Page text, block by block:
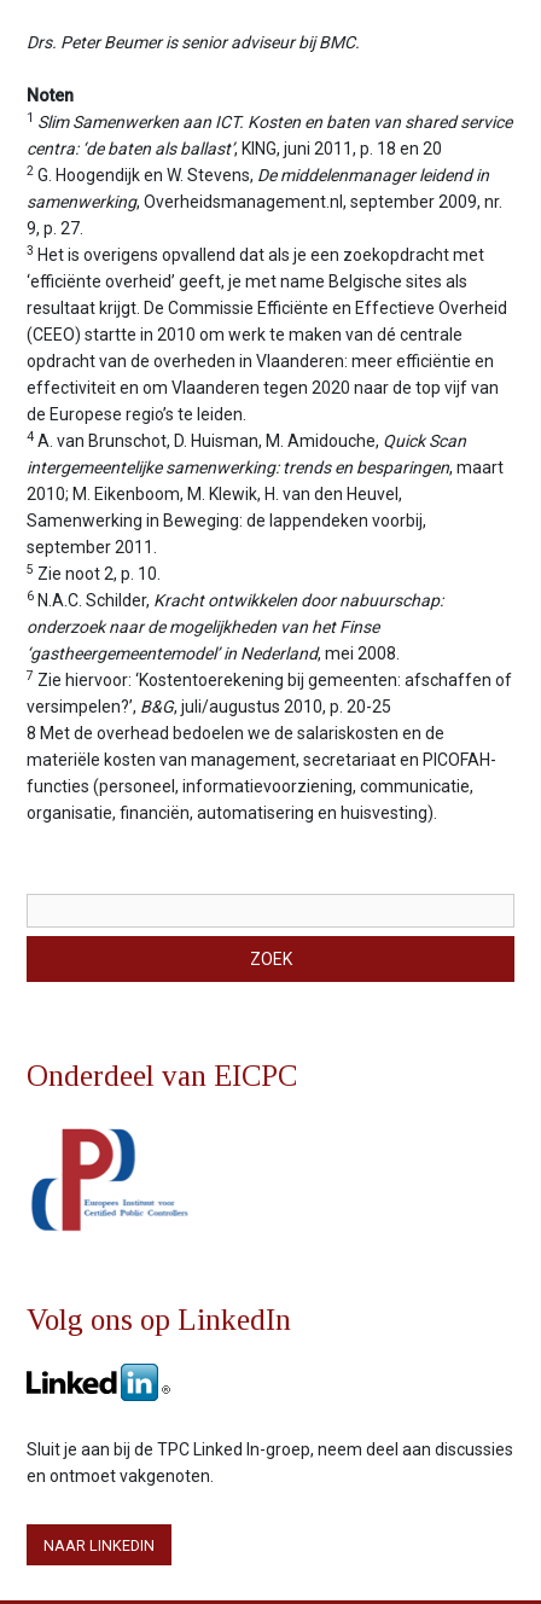
Drs. Peter Beumer is senior adviseur bij BMC.
Noten
1 Slim Samenwerken aan ICT. Kosten en baten van shared service
centra: ‘de baten als ballast’, KING, juni 2011, p. 18 en 20
2 G. Hoogendijk en W. Stevens, De middelenmanager leidend in
samenwerking, Overheidsmanagement.nl, september 2009, nr.
9, p. 27.
3 Het is overigens opvallend dat als je een zoekopdracht met
‘efficiënte overheid’ geeft, je met name Belgische sites als
resultaat krijgt. De Commissie Efficiënte en Effectieve Overheid
(CEEO) startte in 2010 om werk te maken van dé centrale
opdracht van de overheden in Vlaanderen: meer efficiëntie en
effectiviteit en om Vlaanderen tegen 2020 naar de top vijf van
de Europese regio’s te leiden.
4 A. van Brunschot, D. Huisman, M. Amidouche, Quick Scan
intergemeentelijke samenwerking: trends en besparingen, maart
2010; M. Eikenboom, M. Klewik, H. van den Heuvel,
Samenwerking in Beweging: de lappendeken voorbij,
september 2011.
5 Zie noot 2, p. 10.
6 N.A.C. Schilder, Kracht ontwikkelen door nabuurschap:
onderzoek naar de mogelijkheden van het Finse
‘gastheergemeentemodel’ in Nederland, mei 2008.
7 Zie hiervoor: ‘Kostentoerekening bij gemeenten: afschaffen of
versimpelen?’, B&G, juli/augustus 2010, p. 20-25
8 Met de overhead bedoelen we de salariskosten en de
materiële kosten van management, secretariaat en PICOFAH-
functies (personeel, informatievoorziening, communicatie,
organisatie, financiën, automatisering en huisvesting).
ZOEK
Onderdeel van EICPC
Volg ons op LinkedIn
Sluit je aan bij de TPC Linked In-groep, neem deel aan discussies
en ontmoet vakgenoten.
NAAR LINKEDIN